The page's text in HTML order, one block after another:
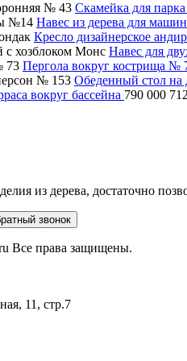
Скамейка для
Навес из дерева для
Кресло дизайнерское
Навес для
Пергола вокруг кострища №
Обеденный стол на
вокруг бассейна 790 000
из дерева, достаточно
звонок
Все права защищены.
11, стр.7